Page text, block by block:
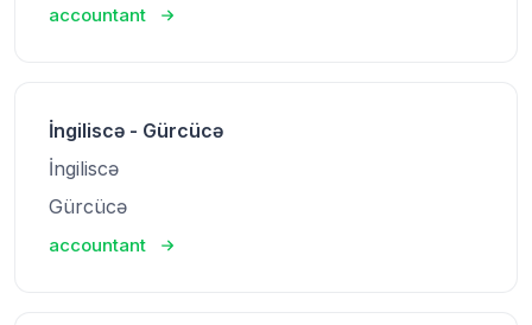
accountant
İngiliscə - Gürcücə
İngiliscə
Gürcücə
accountant